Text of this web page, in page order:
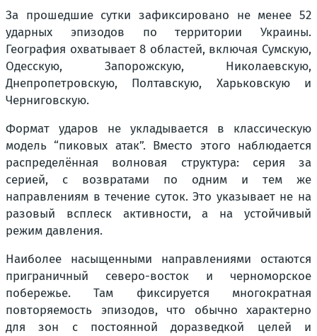
За прошедшие сутки зафиксировано не менее 52
ударных эпизодов по территории Украины.
География охватывает 8 областей, включая Сумскую,
Одесскую, Запорожскую, Николаевскую,
Днепропетровскую, Полтавскую, Харьковскую и
Черниговскую.
Формат ударов не укладывается в классическую
модель “пиковых атак”. Вместо этого наблюдается
распределённая волновая структура: серия за
серией, с возвратами по одним и тем же
направлениям в течение суток. Это указывает не на
разовый всплеск активности, а на устойчивый
режим давления.
Наиболее насыщенными направлениями остаются
приграничный северо-восток и черноморское
побережье. Там фиксируется многократная
повторяемость эпизодов, что обычно характерно
для зон с постоянной доразведкой целей и